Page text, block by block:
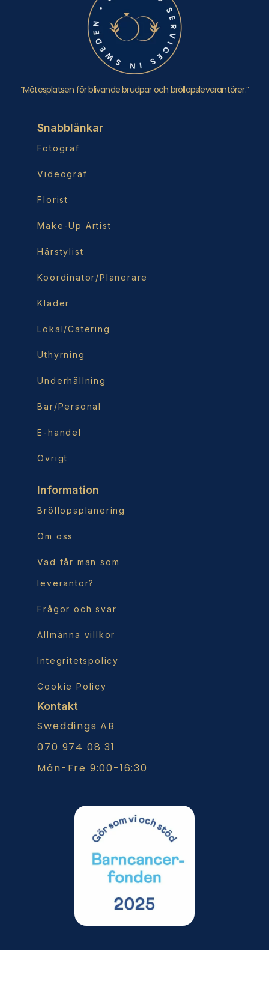
“Mötesplatsen för blivande brudpar och bröllopsleverantörer.”
Snabblänkar
Fotograf
Videograf
Florist
Make-Up Artist
Hårstylist
Koordinator/Planerare
Kläder
Lokal/Catering
Uthyrning
Underhållning
Bar/Personal
E-handel
Övrigt
Information
Bröllopsplanering
Om oss
Vad får man som
leverantör?
Frågor och svar
Allmänna villkor
Integritetspolicy
Cookie Policy
Kontakt
Sweddings AB
070 974 08 31
Mån-Fre 9:00-16:30